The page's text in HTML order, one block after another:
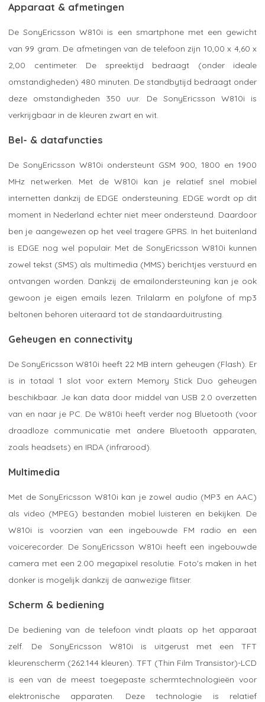
Apparaat & afmetingen
De SonyEricsson W810i is een smartphone met een gewicht
van 99 gram. De afmetingen van de telefoon zijn 10,00 x 4,60 x
2,00 centimeter. De spreektijd bedraagt (onder ideale
omstandigheden) 480 minuten. De standbytijd bedraagt onder
deze omstandigheden 350 uur. De SonyEricsson W810i is
verkrijgbaar in de kleuren zwart en wit.
Bel- & datafuncties
De SonyEricsson W810i ondersteunt GSM 900, 1800 en 1900
MHz netwerken. Met de W810i kan je relatief snel mobiel
internetten dankzij de EDGE ondersteuning. EDGE wordt op dit
moment in Nederland echter niet meer ondersteund. Daardoor
ben je aangewezen op het veel tragere GPRS. In het buitenland
is EDGE nog wel populair. Met de SonyEricsson W810i kunnen
zowel tekst (SMS) als multimedia (MMS) berichtjes verstuurd en
ontvangen worden. Dankzij de emailondersteuning kan je ook
gewoon je eigen emails lezen. Trilalarm en polyfone of mp3
beltonen behoren uiteraard tot de standaarduitrusting.
Geheugen en connectivity
De SonyEricsson W810i heeft 22 MB intern geheugen (Flash). Er
is in totaal 1 slot voor extern Memory Stick Duo geheugen
beschikbaar. Je kan data door middel van USB 2.0 overzetten
van en naar je PC. De W810i heeft verder nog Bluetooth (voor
draadloze communicatie met andere Bluetooth apparaten,
zoals headsets) en IRDA (infrarood).
Multimedia
Met de SonyEricsson W810i kan je zowel audio (MP3 en AAC)
als video (MPEG) bestanden mobiel luisteren en bekijken. De
W810i is voorzien van een ingebouwde FM radio en een
voicerecorder. De SonyEricsson W810i heeft een ingebouwde
camera met een 2.00 megapixel resolutie. Foto's maken in het
donker is mogelijk dankzij de aanwezige flitser.
Scherm & bediening
De bediening van de telefoon vindt plaats op het apparaat
zelf. De SonyEricsson W810i is uitgerust met een TFT
kleurenscherm (262.144 kleuren). TFT (Thin Film Transistor)-LCD
is een van de meest toegepaste schermtechnologieën voor
elektronische apparaten. Deze technologie is relatief